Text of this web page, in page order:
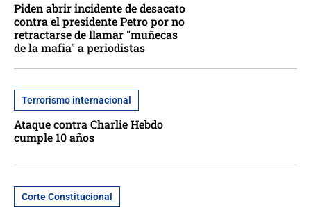
Piden abrir incidente de desacato
contra el presidente Petro por no
retractarse de llamar "muñecas
de la mafia" a periodistas
Terrorismo internacional
Ataque contra Charlie Hebdo
cumple 10 años
Corte Constitucional